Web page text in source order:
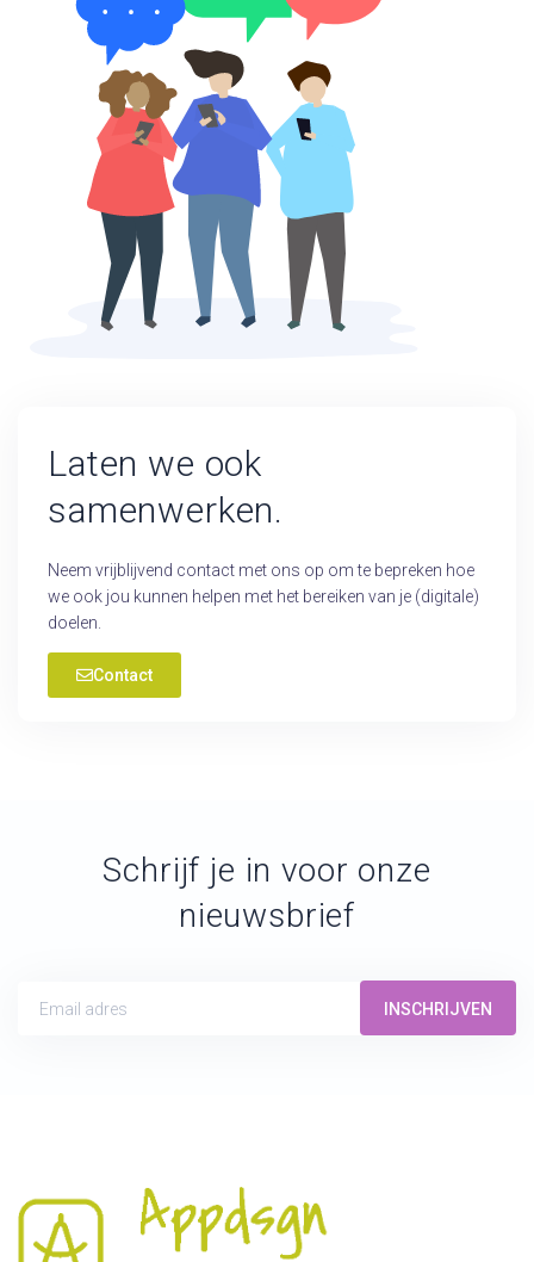
Laten we ook
samenwerken.
Neem vrijblijvend contact met ons op om te bepreken hoe
we ook jou kunnen helpen met het bereiken van je (digitale)
doelen.
Contact
Schrijf je in voor onze
nieuwsbrief
INSCHRIJVEN